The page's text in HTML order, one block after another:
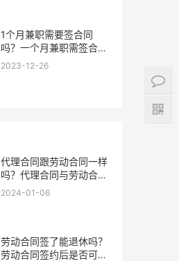
1个月兼职需要签合同
吗？一个月兼职需签合同
吗
2023-12-26
代理合同跟劳动合同一样
吗？代理合同与劳动合同
相似吗
2024-01-06
劳动合同签了能退休吗？
劳动合同签约后是否可退